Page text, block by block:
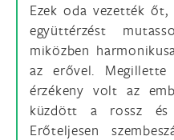
Ezek oda vezették
együttérzést
miközben
az erővel.
érzékeny volt az
küzdött a rossz és
Erőteljesen